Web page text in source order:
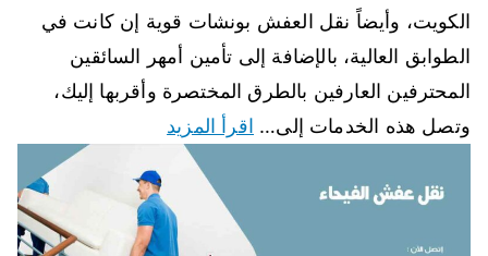
الكويت، وأيضاً نقل العفش بونشات قوية إن كانت في
الطوابق العالية، بالإضافة إلى تأمين أمهر السائقين
المحترفين العارفين بالطرق المختصرة وأقربها إليك،
وتصل هذه الخدمات إلى… اقرأ المزيد